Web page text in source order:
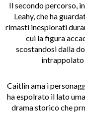
Il secondo percorso,
Leahy, che ha
rimasti inesplorati
cui la figura
scostandosi dalla
intrappolato
Caitlin ama i
ha espolrato il lato
drama storico che